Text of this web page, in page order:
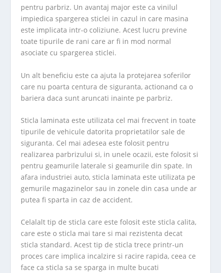
pentru parbriz. Un avantaj major este ca vinilul
impiedica spargerea sticlei in cazul in care masina
este implicata intr-o coliziune. Acest lucru previne
toate tipurile de rani care ar fi in mod normal
asociate cu spargerea sticlei.
Un alt beneficiu este ca ajuta la protejarea soferilor
care nu poarta centura de siguranta, actionand ca o
bariera daca sunt aruncati inainte pe parbriz.
Sticla laminata este utilizata cel mai frecvent in toate
tipurile de vehicule datorita proprietatilor sale de
siguranta. Cel mai adesea este folosit pentru
realizarea parbrizului si, in unele ocazii, este folosit si
pentru geamurile laterale si geamurile din spate. In
afara industriei auto, sticla laminata este utilizata pe
gemurile magazinelor sau in zonele din casa unde ar
putea fi sparta in caz de accident.
Celalalt tip de sticla care este folosit este sticla calita,
care este o sticla mai tare si mai rezistenta decat
sticla standard. Acest tip de sticla trece printr-un
proces care implica incalzire si racire rapida, ceea ce
face ca sticla sa se sparga in multe bucati